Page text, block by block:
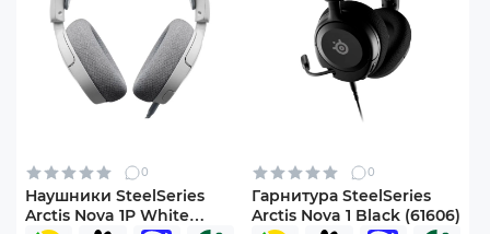
0
Наушники SteelSeries
Arctis Nova 1P White
0
Гарнитура SteelSeries
Arctis Nova 1 Black (61606)